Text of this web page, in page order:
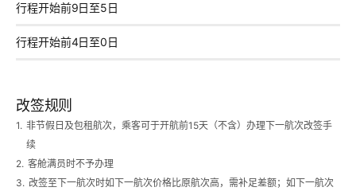
行程开始前9日至5日
行程开始前4日至0日
改签规则
1. 非节假日及包租航次，乘客可于开航前15天（不含）办理下一航次改签手
续
2. 客舱满员时不予办理
3. 改签至下一航次时如下一航次价格比原航次高，需补足差额；如下一航次